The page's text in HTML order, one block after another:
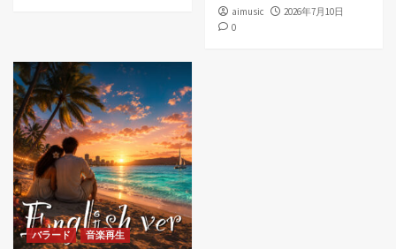
aimusic
2026年7月10日
0
バラード 音楽再生